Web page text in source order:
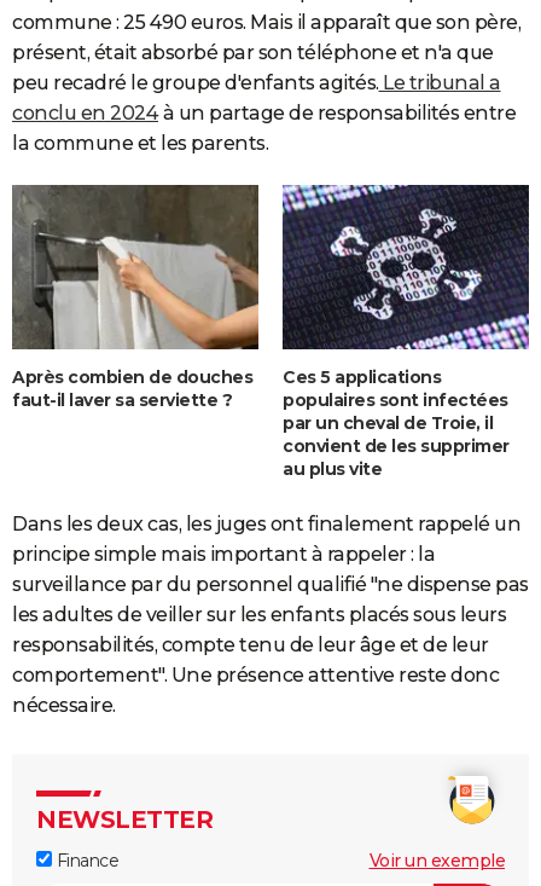
commune : 25 490 euros. Mais il apparaît que son père,
présent, était absorbé par son téléphone et n'a que
peu recadré le groupe d'enfants agités. Le tribunal a
conclu en 2024à un partage de responsabilités entre
la commune et les parents.
Après combien de douches
faut-il laver sa serviette ?
Ces 5 applications
populaires sont infectées
par un cheval de Troie, il
convient de les supprimer
au plus vite
Dans les deux cas, les juges ont finalement rappelé un
principe simple mais important à rappeler : la
surveillance par du personnel qualifié "ne dispense pas
les adultes de veiller sur les enfants placés sous leurs
responsabilités, compte tenu de leur âge et de leur
comportement". Une présence attentive reste donc
nécessaire.
NEWSLETTER
Finance Voir un exemple